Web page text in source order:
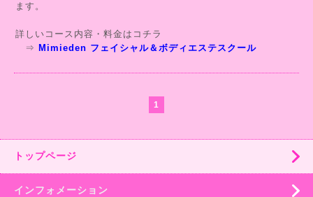
ます。
詳しいコース内容・料金はコチラ
⇒ Mimieden フェイシャル＆ボディエステスクール
1
トップページ
インフォメーション